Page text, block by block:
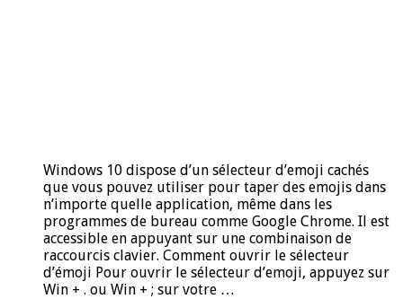
Windows 10 dispose d’un sélecteur d’emoji cachés
que vous pouvez utiliser pour taper des emojis dans
n’importe quelle application, même dans les
programmes de bureau comme Google Chrome. Il est
accessible en appuyant sur une combinaison de
raccourcis clavier. Comment ouvrir le sélecteur
d’émoji Pour ouvrir le sélecteur d’emoji, appuyez sur
Win + . ou Win + ; sur votre …